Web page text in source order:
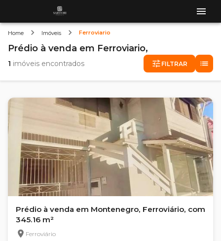
Home Imóveis Ferroviario
Prédio à venda em Ferroviario,
1 imóveis encontrados FILTRAR
Prédio à venda em Montenegro, Ferroviário, com
345.16 m²
Ferroviário